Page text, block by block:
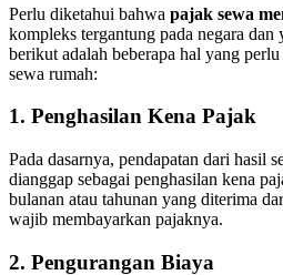
Perlu diketahui bahwa pajak sewa
kompleks tergantung pada negara dan
berikut adalah beberapa hal yang
sewa rumah:
1. Penghasilan Kena Pajak
Pada dasarnya, pendapatan dari hasil
dianggap sebagai penghasilan kena
bulanan atau tahunan yang diterima
wajib membayarkan pajaknya.
2. Pengurangan Biaya